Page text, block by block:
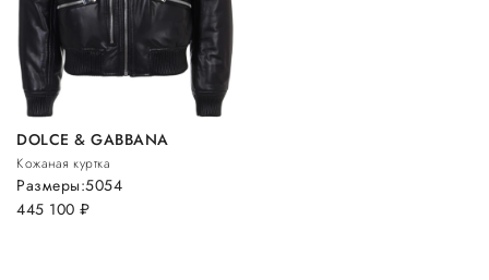
DOLCE & GABBANA
Кожаная куртка
445 100 руб.
Размеры:5054